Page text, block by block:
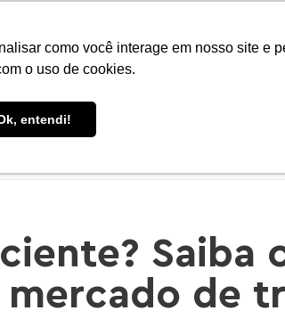
como você interage em nosso site e
o uso de cookies.
entendi!
CURSOS
Saiba
de